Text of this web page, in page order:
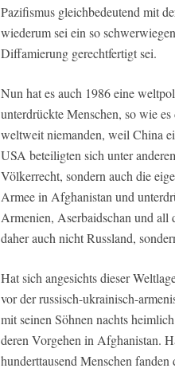
Pazifismus gleichbedeutend mit
wiederum sei ein so
Diffamierung gerechtfertigt sei.
Nun hat es auch 1986 eine
unterdrückte Menschen, so wie
weltweit niemanden, weil China
USA beteiligten sich unter
Völkerrecht, sondern auch die
Armee in Afghanistan und
Armenien, Aserbaidschan und all
daher auch nicht Russland,
Hat sich angesichts dieser
vor der russisch-ukrainisch-
mit seinen Söhnen nachts
deren Vorgehen in Afghanistan.
hunderttausend Menschen